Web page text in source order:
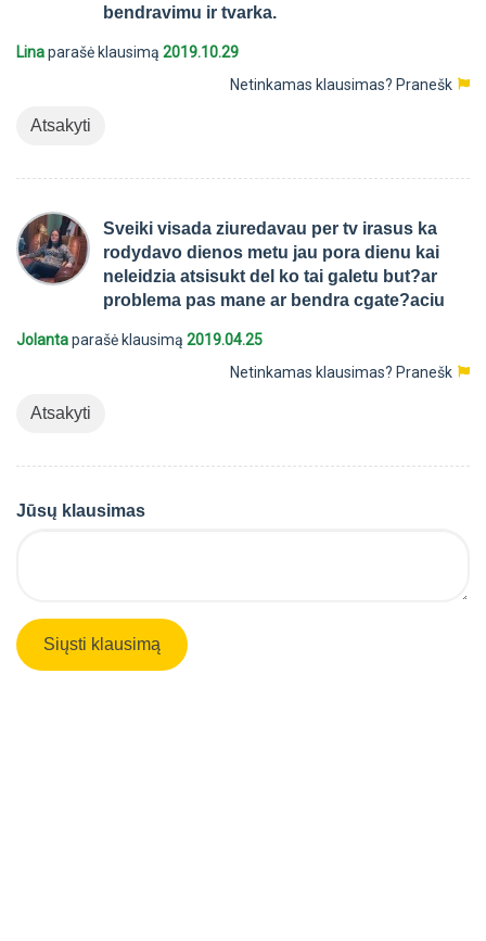
bendravimu ir tvarka.
Linaparašė klausimą 2019.10.29
Netinkamas klausimas? Pranešk
Atsakyti
Sveiki visada ziuredavau per tv irasus ka
rodydavo dienos metu jau pora dienu kai
neleidzia atsisukt del ko tai galetu but?ar
problema pas mane ar bendra cgate?aciu
Jolantaparašė klausimą 2019.04.25
Netinkamas klausimas? Pranešk
Atsakyti
Jūsų klausimas